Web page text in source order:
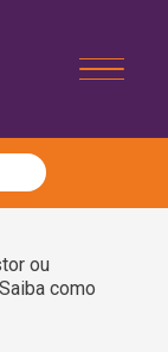
ou
como